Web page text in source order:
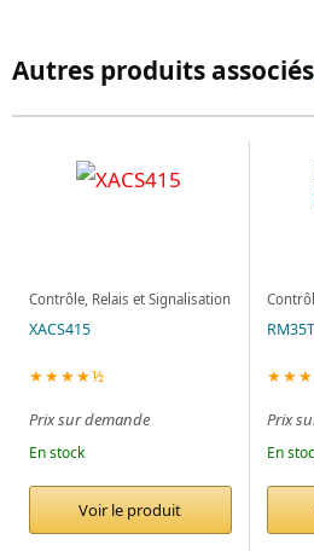
Autres produits associés
Contrôle, Relais et Signalisation
XACS415
★★★★½
Prix sur demande
En stock
Voir le produit
Prix
En